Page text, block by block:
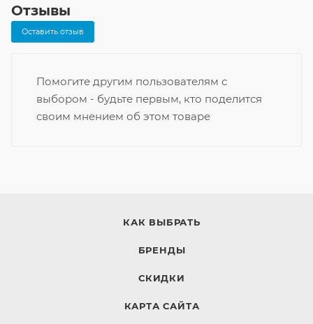
Отзывы
Оставить отзыв
Помогите другим пользователям с
выбором - будьте первым, кто поделится
своим мнением об этом товаре
КАК ВЫБРАТЬ
БРЕНДЫ
СКИДКИ
КАРТА САЙТА